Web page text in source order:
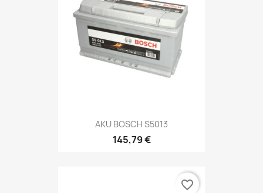
AKU BOSCH S5013
145,79 €
favorite_border